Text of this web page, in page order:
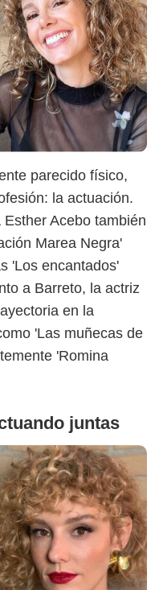
parecido físico,
la actuación.
Acebo también
Marea Negra'
'Los encantados'
a Barreto, la actriz
en la
'Las muñecas de
'Romina
juntas